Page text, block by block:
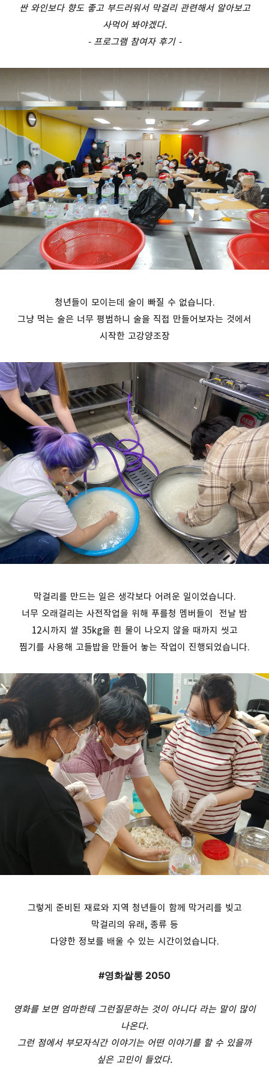
싼 와인보다 향도 좋고 부드러워서 막걸리 관련해서 알아보고
사먹어 봐야겠다.
- 프로그램 참여자 후기 -
청년들이 모이는데 술이 빠질 수 없습니다.
그냥 먹는 술은 너무 평범하니 술을 직접 만들어보자는 것에서
시작한 고강양조장
막걸리를 만드는 일은 생각보다 어려운 일이었습니다.
너무 오래걸리는 사전작업을 위해 푸를청 멤버들이 전날 밤
12시까지 쌀 35kg을 흰 물이 나오지 않을 때까지 씻고
찜기를 사용해 고들밥을 만들어 놓는 작업이 진행되었습니다.
그렇게 준비된 재료와 지역 청년들이 함께 막거리를 빚고
막걸리의 유래, 종류 등
다양한 정보를 배울 수 있는 시간이었습니다.
#영화쌀롱 2050
영화를 보면 엄마한테 그런질문하는 것이 아니다 라는 말이 많이
나온다.
그런 점에서 부모자식간 이야기는 어떤 이야기를 할 수 있을까
싶은 고민이 들었다.